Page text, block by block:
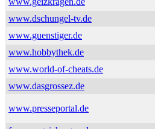
www.dschungel-tv.de
www.guenstiger.de
www.hobbythek.de
www.world-of-cheats.de
www.dasgrossez.de
www.presseportal.de